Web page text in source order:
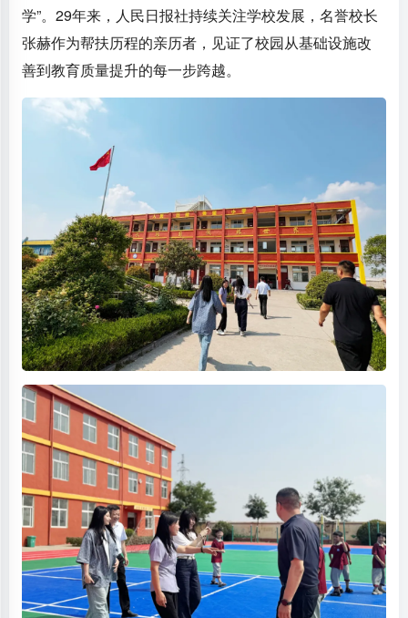
学”。29年来，人民日报社持续关注学校发展，名誉校长
张赫作为帮扶历程的亲历者，见证了校园从基础设施改
善到教育质量提升的每一步跨越。